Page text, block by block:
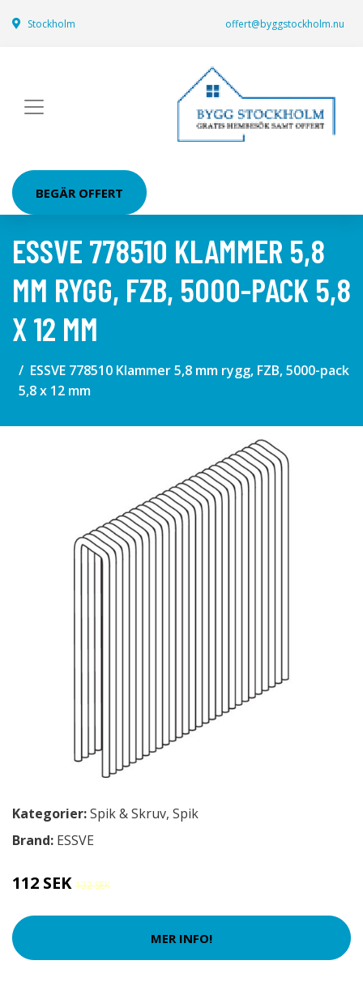
Stockholm offert@byggstockholm.nu
BEGÄR OFFERT
ESSVE 778510 KLAMMER 5,8
MM RYGG, FZB, 5000-PACK 5,8
X 12 MM
ESSVE 778510 Klammer 5,8 mm rygg, FZB, 5000-pack
5,8 x 12 mm
Kategorier:Spik & Skruv, Spik
Brand: ESSVE
112 SEK 132 SEK
MER INFO!